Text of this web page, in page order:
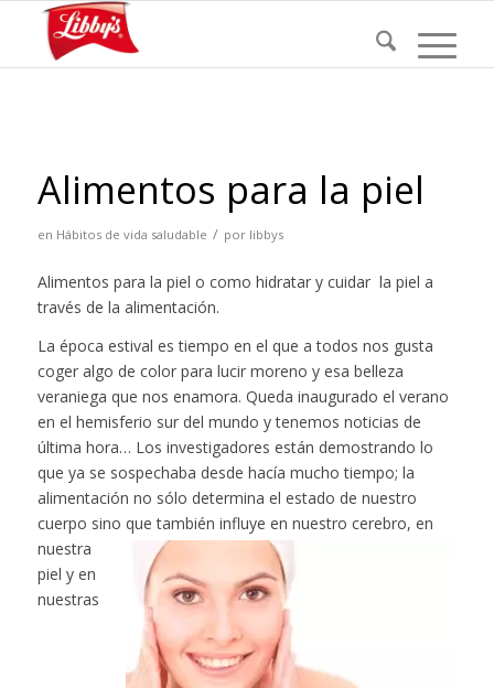
Alimentos para la piel
en Hábitos de vida saludable / por libbys
Alimentos para la piel o como hidratar y cuidar la piel a
través de la alimentación.
La época estival es tiempo en el que a todos nos gusta
coger algo de color para lucir moreno y esa belleza
veraniega que nos enamora. Queda inaugurado el verano
en el hemisferio sur del mundo y tenemos noticias de
última hora… Los investigadores están demostrando lo
que ya se sospechaba desde hacía mucho tiempo; la
alimentación no sólo determina el estado de nuestro
cuerpo sino que también influye en nuestro cerebro, en
nuestra
piel y en
nuestras